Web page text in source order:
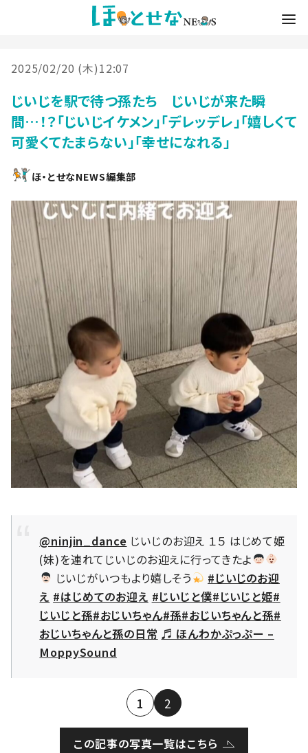
2025/02/20 (木)12:07
じいじを駅で待つ孫たち じいじが来た瞬
間…！？「じいじイケメン」「デレッデレ」「嬉しくて
可愛くてたまらない」「幸せになれる」
ほ・とせなNEWS編集部
@ninjin_dance じいじのお迎え １５ はじめて姫
(妹)を連れてじいじのお迎えに行ってきたよ
じいじがいつもより嬉しそう
#じいじのお迎
え #はじめてのお迎え #じいじと僕#じいじと姫#
じいじと孫#おじいちゃん#孫#おじいちゃんと孫#
おじいちゃんと孫の日常 ♬ ほんわかぷっぷー –
MoppySound
1 2
この記事の写真一覧はこちら